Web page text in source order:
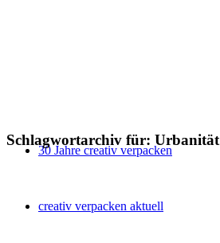
30 Jahre creativ verpacken
creativ verpacken aktuell
Schlagwortarchiv für: Urbanität